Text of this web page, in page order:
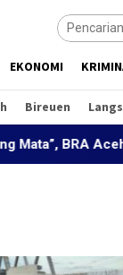
EKONOMI
Bireuen
BRA Aceh Utara